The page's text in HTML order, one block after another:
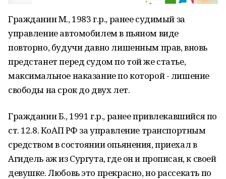
Гражданин М., 1983 г.р., ранее судимый за
управление автомобилем в пьяном виде
повторно, будучи давно лишенным прав, вновь
предстанет перед судом по той же статье,
максимальное наказание по которой - лишение
свободы на срок до двух лет.
Гражданин Б., 1991 г.р., ранее привлекавшийся по
ст. 12.8. КоАП РФ за управление транспортным
средством в состоянии опьянения, приехал в
Агидель аж из Сургута, где он и прописан, к своей
девушке. Любовь это прекрасно, но рассекать по